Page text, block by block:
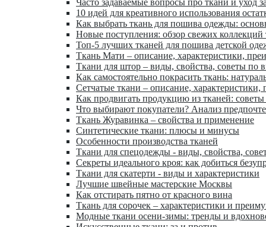
Часто задаваемые вопросы про ткани и уход
10 идей для креативного использования
Как выбрать ткань для пошива одежды:
Новые поступления: обзор свежих коллекций
Топ-5 лучших тканей для пошива детской
Ткань Мати – описание, характеристики,
Ткани для штор – виды, свойства, советы по
Как самостоятельно покрасить ткань:
Сетчатые ткани – описание, характеристики,
Как продвигать продукцию из тканей: советы
Что выбирают покупатели? Анализ
Ткань Журавинка – свойства и применение
Синтетические ткани: плюсы и минусы
Особенности производства тканей
Ткани для спецодежды - виды, свойства,
Секреты идеального кроя: как добиться
Ткани для скатерти - виды и характеристики
Лучшие швейные мастерские Москвы
Как отстирать пятно от красного вина
Ткань для сорочек – характеристики и
Модные ткани осени-зимы: тренды и